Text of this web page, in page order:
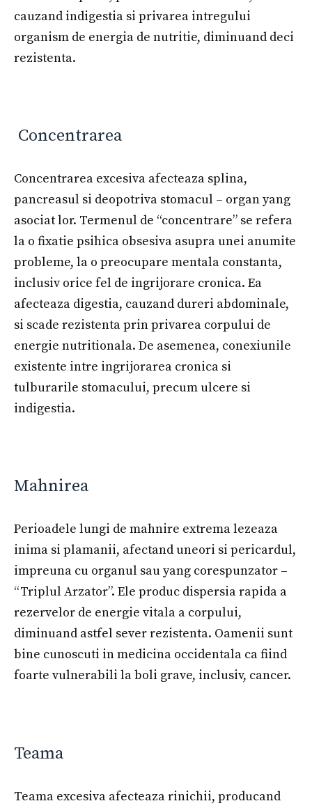
cauzand indigestia si privarea intregului
organism de energia de nutritie, diminuand deci
rezistenta.
Concentrarea
Concentrarea excesiva afecteaza splina,
pancreasul si deopotriva stomacul – organ yang
asociat lor. Termenul de “concentrare” se refera
la o fixatie psihica obsesiva asupra unei anumite
probleme, la o preocupare mentala constanta,
inclusiv orice fel de ingrijorare cronica. Ea
afecteaza digestia, cauzand dureri abdominale,
si scade rezistenta prin privarea corpului de
energie nutritionala. De asemenea, conexiunile
existente intre ingrijorarea cronica si
tulburarile stomacului, precum ulcere si
indigestia.
Mahnirea
Perioadele lungi de mahnire extrema lezeaza
inima si plamanii, afectand uneori si pericardul,
impreuna cu organul sau yang corespunzator –
“Triplul Arzator”. Ele produc dispersia rapida a
rezervelor de energie vitala a corpului,
diminuand astfel sever rezistenta. Oamenii sunt
bine cunoscuti in medicina occidentala ca fiind
foarte vulnerabili la boli grave, inclusiv, cancer.
Teama
Teama excesiva afecteaza rinichii, producand